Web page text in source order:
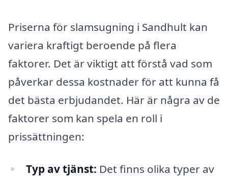
Priserna för slamsugning i Sandhult kan
variera kraftigt beroende på flera
faktorer. Det är viktigt att förstå vad som
påverkar dessa kostnader för att kunna få
det bästa erbjudandet. Här är några av de
faktorer som kan spela en roll i
prissättningen:
Typ av tjänst: Det finns olika typer av